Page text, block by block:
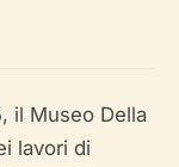
il Museo Della
lavori di